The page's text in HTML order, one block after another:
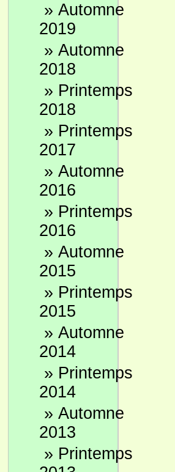
» Automne
2019
» Automne
2018
» Printemps
2018
» Printemps
2017
» Automne
2016
» Printemps
2016
» Automne
2015
» Printemps
2015
» Automne
2014
» Printemps
2014
» Automne
2013
» Printemps